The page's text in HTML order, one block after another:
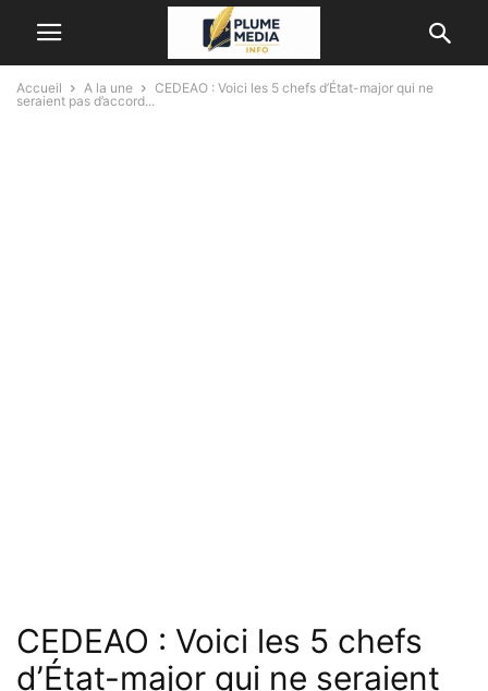
Accueil A la une
CEDEAO : Voici les 5 chefs d’État-major qui ne
seraient pas d’accord...
CEDEAO : Voici les 5 chefs
d’État-major qui ne seraient